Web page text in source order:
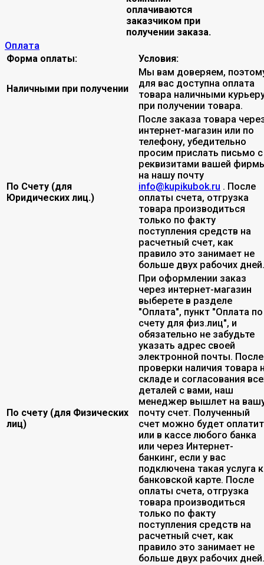
оплачиваются
заказчиком при
получении заказа.
Оплата
Форма оплаты: Условия:
Наличными при получении
Мы вам доверяем,
для вас доступна оплата
товара наличными
при получении товара.
По Счету (для
Юридических лиц.)
После заказа товара
интернет-магазин или по
телефону, убедительно
просим прислать письмо с
реквизитами вашей
на нашу почту
info@kupikubok.ru . После
оплаты счета, отгрузка
товара производиться
только по факту
поступления средств на
расчетный счет, как
правило это занимает не
больше двух рабочих дней.
По счету (для Физических
лиц)
При оформлении заказ
через интернет-магазин
выберете в разделе
"Оплата", пункт "Оплата по
счету для физ.лиц", и
обязательно не забудьте
указать адрес своей
электронной почты. После
проверки наличия товара
складе и согласования
деталей с вами, наш
менеджер вышлет на
почту счет. Полученный
счет можно будет
или в кассе любого банка
или через Интернет-
банкинг, если у вас
подключена такая услуга к
банковской карте. После
оплаты счета, отгрузка
товара производиться
только по факту
поступления средств на
расчетный счет, как
правило это занимает не
больше двух рабочих дней.